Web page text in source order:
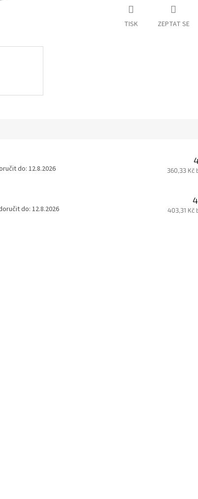
TISK ZEPTAT SE
do: 12.8.2026 360,33 Kč
do: 12.8.2026 403,31 Kč